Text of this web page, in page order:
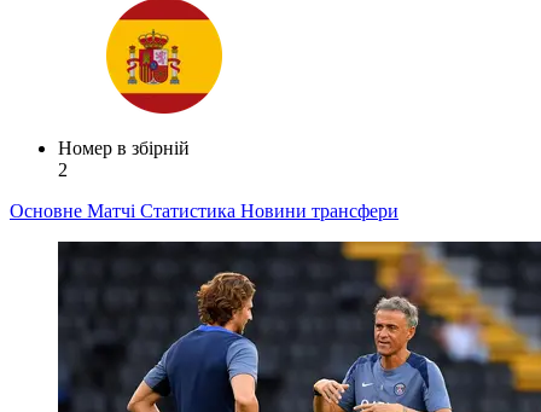
Номер в збірній
2
Основне Матчі Статистика Новини трансфери